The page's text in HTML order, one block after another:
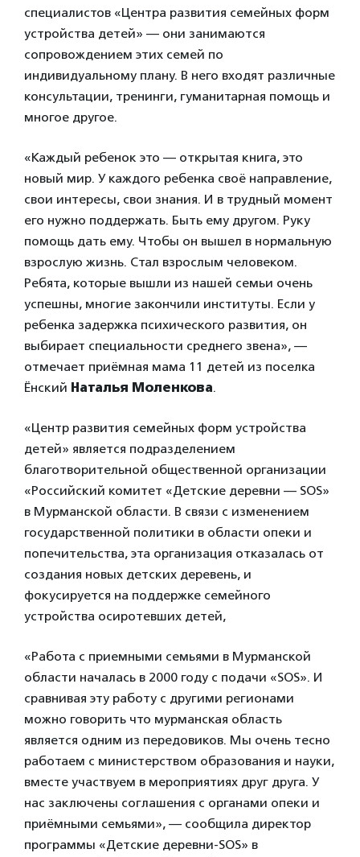
специалистов «Центра развития семейных форм
устройства детей» — они занимаются
сопровождением этих семей по
индивидуальному плану. В него входят различные
консультации, тренинги, гуманитарная помощь и
многое другое.
«Каждый ребенок это — открытая книга, это
новый мир. У каждого ребенка своё направление,
свои интересы, свои знания. И в трудный момент
его нужно поддержать. Быть ему другом. Руку
помощь дать ему. Чтобы он вышел в нормальную
взрослую жизнь. Стал взрослым человеком.
Ребята, которые вышли из нашей семьи очень
успешны, многие закончили институты. Если у
ребенка задержка психического развития, он
выбирает специальности среднего звена», —
отмечает приёмная мама 11 детей из поселка
Ёнский Наталья Моленкова.
«Центр развития семейных форм устройства
детей» является подразделением
благотворительной общественной организации
«Российский комитет «Детские деревни — SOS»
в Мурманской области. В связи с изменением
государственной политики в области опеки и
попечительства, эта организация отказалась от
создания новых детских деревень, и
фокусируется на поддержке семейного
устройства осиротевших детей,
«Работа с приемными семьями в Мурманской
области началась в 2000 году с подачи «SOS». И
сравнивая эту работу с другими регионами
можно говорить что мурманская область
является одним из передовиков. Мы очень тесно
работаем с министерством образования и науки,
вместе участвуем в мероприятиях друг друга. У
нас заключены соглашения с органами опеки и
приёмными семьями», — сообщила директор
программы «Детские деревни-SOS» в